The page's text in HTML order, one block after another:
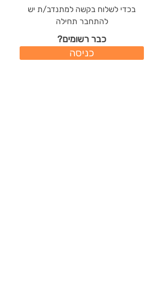
בכדי לשלוח בקשה למתנדב/ת יש
להתחבר תחילה
כבר רשומים?
כניסה